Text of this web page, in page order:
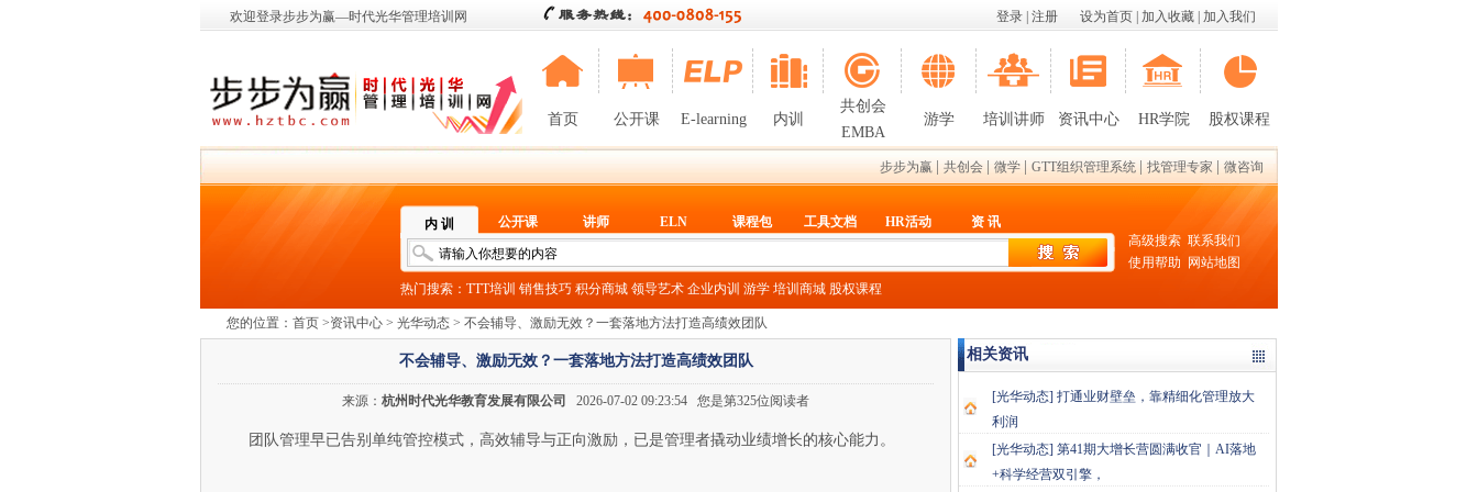
欢迎登录步步为赢—时代光华管理培训网 设为首页 加入收藏 加入我们
登录 注册
首页 公开课 E-learning 内训
共创会
EMBA
游学 培训讲师 资讯中心 HR学院 股权课程
步步为赢 共创会 微学 GTT组织管理系统 找管理专家 微咨询
内 训 公开课 讲师 ELN 课程包 工具文档 HR活动 资 讯
热门搜索： TTT培训 销售技巧 积分商城 领导艺术 企业内训 游学 培训商城 股权课程
高级搜索 联系我们
使用帮助
网站地图
您的位置： 首页 >资讯中心 > 光华动态 > 不会辅导、激励无效？一套落地方法打造高绩效团队
不会辅导、激励无效？一套落地方法打造高绩效团队
来源： 杭州时代光华教育发展有限公司 2026-07-02 09:23:54 您是第325位阅读者
团队管理早已告别单纯管控模式，高效辅导与正向激励，已是管理者撬动业绩增长的核心能力。
相关资讯
[光华动态] 打通业财壁垒，靠精细化管理放大
利润
[光华动态] 第41期大增长营圆满收官｜AI落地
+科学经营双引擎，